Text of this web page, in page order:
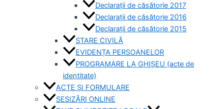
Declarații de căsătorie 2017
Declarații de căsătorie 2016
Declarații de căsătorie 2015
STARE CIVILĂ
EVIDENȚA PERSOANELOR
PROGRAMARE LA GHIȘEU (acte de
identitate)
ACTE ȘI FORMULARE
SESIZĂRI ONLINE